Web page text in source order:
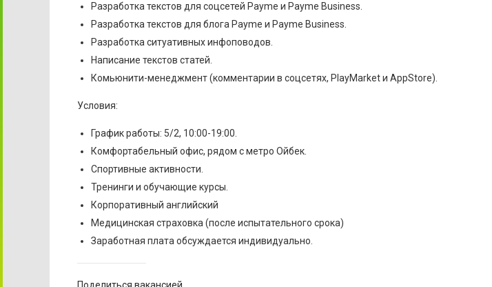
Разработка текстов для соцсетей Payme и Payme Business.
Разработка текстов для блога Payme и Payme Business.
Разработка ситуативных инфоповодов.
Написание текстов статей.
Комьюнити-менеджмент (комментарии в соцсетях, PlayMarket и AppStore).
Условия:
График работы: 5/2, 10:00-19:00.
Комфортабельный офис, рядом с метро Ойбек.
Спортивные активности.
Тренинги и обучающие курсы.
Корпоративный английский
Медицинская страховка (после испытательного срока)
Заработная плата обсуждается индивидуально.